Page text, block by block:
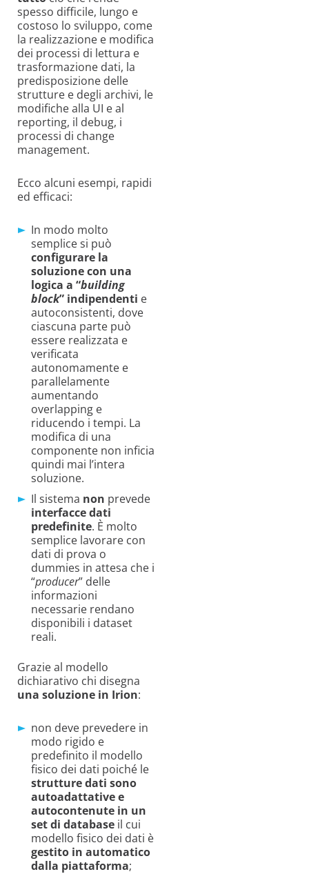
spesso difficile, lungo e
costoso lo sviluppo, come
la realizzazione e modifica
dei processi di lettura e
trasformazione dati, la
predisposizione delle
strutture e degli archivi, le
modifiche alla UI e al
reporting, il debug, i
processi di change
management.
Ecco alcuni esempi, rapidi
ed efficaci:
In modo molto
semplice si può
configurare la
soluzione con una
logica a “building
block” indipendenti e
autoconsistenti, dove
ciascuna parte può
essere realizzata e
verificata
autonomamente e
parallelamente
aumentando
overlapping e
riducendo i tempi. La
modifica di una
componente non inficia
quindi mai l’intera
soluzione.
Il sistema non prevede
interfacce dati
predefinite. È molto
semplice lavorare con
dati di prova o
dummies in attesa che i
“producer” delle
informazioni
necessarie rendano
disponibili i dataset
reali.
Grazie al modello
dichiarativo chi disegna
una soluzione in Irion:
non deve prevedere in
modo rigido e
predefinito il modello
fisico dei dati poiché le
strutture dati sono
autoadattative e
autocontenute in un
set di database il cui
modello fisico dei dati è
gestito in automatico
dalla piattaforma;